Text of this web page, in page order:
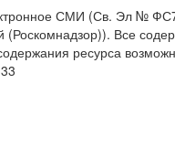
СМИ (Св. Эл №
Все
ресурса